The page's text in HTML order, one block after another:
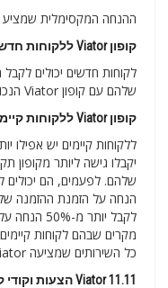
ההנחה המקסימלית שמציע Viator Coup יכולה להגיע ל-50% הנחה.
קופון Viator ללקוחות חדשים
שלהם עם קופון Viator הנכון.
קופון Viator ללקוחות קיימים
יקבלו גישה ליותר מקופון
הנחה על הזמנת ההזמנה
לקבל יותר
כל השירותים שמציעה Viator.
Viator 11.11 הצעות וקודי קידום